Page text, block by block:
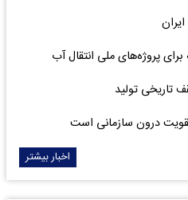
برای پروژه‌های ملی انتقال آب
تاریخی تولید
درون سازمانی است
اخبار بیشتر